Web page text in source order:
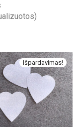
Išpardavimas!